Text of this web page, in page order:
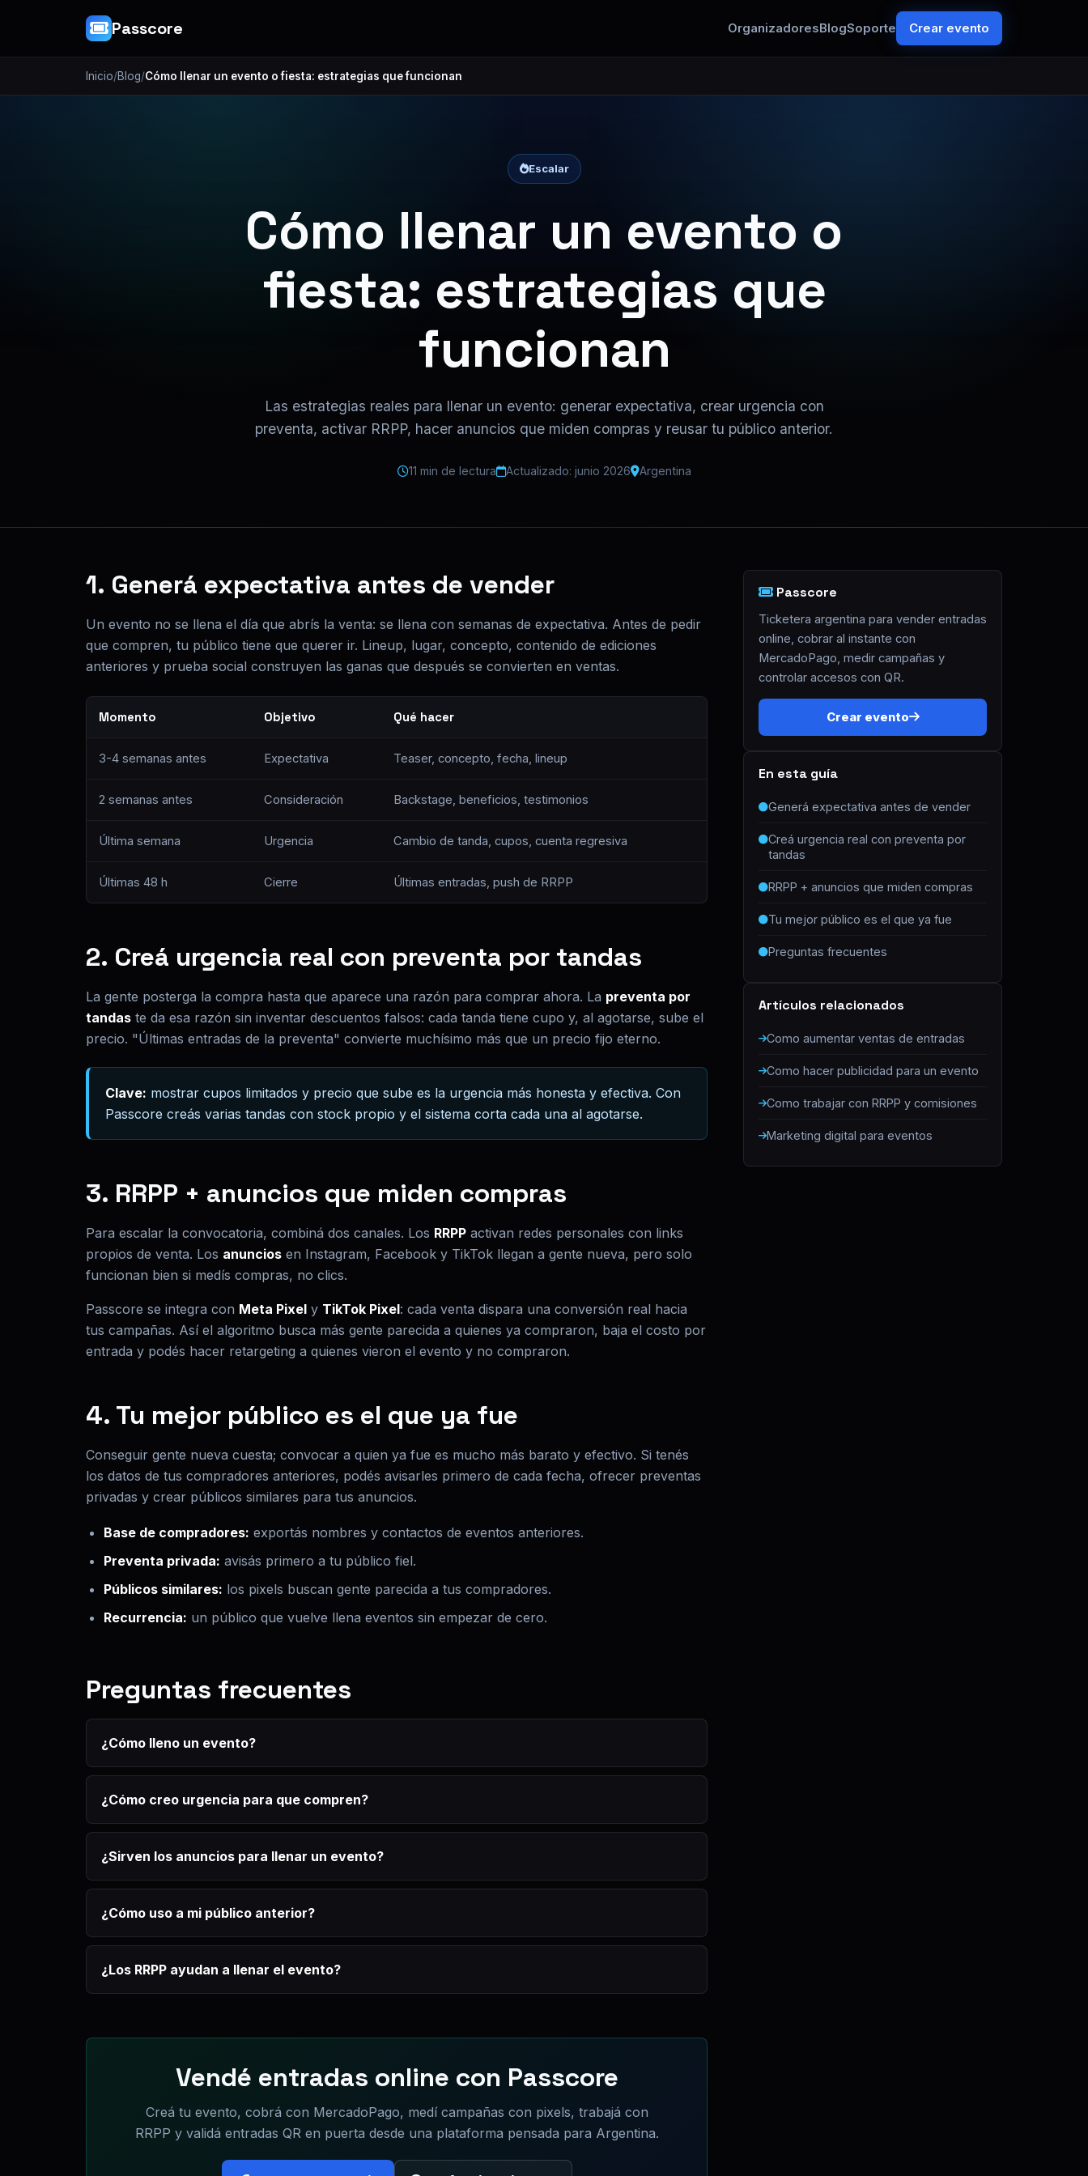
Passcore OrganizadoresBlogSoporte Crear evento
Inicio/Blog/Cómo llenar un evento o fiesta: estrategias que funcionan
Escalar
Cómo llenar un evento o
fiesta: estrategias que
funcionan
Las estrategias reales para llenar un evento: generar expectativa, crear urgencia con
preventa, activar RRPP, hacer anuncios que miden compras y reusar tu público anterior.
11 min de lectura Actualizado: junio 2026 Argentina
1. Generá expectativa antes de vender
Un evento no se llena el día que abrís la venta: se llena con semanas de expectativa. Antes de pedir
que compren, tu público tiene que querer ir. Lineup, lugar, concepto, contenido de ediciones
anteriores y prueba social construyen las ganas que después se convierten en ventas.
Momento Objetivo Qué hacer
3-4 semanas antes Expectativa Teaser, concepto, fecha, lineup
2 semanas antes Consideración Backstage, beneficios, testimonios
Última semana Urgencia Cambio de tanda, cupos, cuenta regresiva
Últimas 48 h Cierre Últimas entradas, push de RRPP
2. Creá urgencia real con preventa por tandas
La gente posterga la compra hasta que aparece una razón para comprar ahora. La preventa por
tandas te da esa razón sin inventar descuentos falsos: cada tanda tiene cupo y, al agotarse, sube el
precio. "Últimas entradas de la preventa" convierte muchísimo más que un precio fijo eterno.
Clave: mostrar cupos limitados y precio que sube es la urgencia más honesta y efectiva. Con
Passcore creás varias tandas con stock propio y el sistema corta cada una al agotarse.
3. RRPP + anuncios que miden compras
Para escalar la convocatoria, combiná dos canales. Los RRPP activan redes personales con links
propios de venta. Los anuncios en Instagram, Facebook y TikTok llegan a gente nueva, pero solo
funcionan bien si medís compras, no clics.
Passcore se integra con Meta Pixel y TikTok Pixel: cada venta dispara una conversión real hacia
tus campañas. Así el algoritmo busca más gente parecida a quienes ya compraron, baja el costo por
entrada y podés hacer retargeting a quienes vieron el evento y no compraron.
4. Tu mejor público es el que ya fue
Conseguir gente nueva cuesta; convocar a quien ya fue es mucho más barato y efectivo. Si tenés
los datos de tus compradores anteriores, podés avisarles primero de cada fecha, ofrecer preventas
privadas y crear públicos similares para tus anuncios.
Base de compradores: exportás nombres y contactos de eventos anteriores.
Preventa privada: avisás primero a tu público fiel.
Públicos similares: los pixels buscan gente parecida a tus compradores.
Recurrencia: un público que vuelve llena eventos sin empezar de cero.
Preguntas frecuentes
¿Cómo lleno un evento?
¿Cómo creo urgencia para que compren?
¿Sirven los anuncios para llenar un evento?
¿Cómo uso a mi público anterior?
¿Los RRPP ayudan a llenar el evento?
Vendé entradas online con Passcore
Creá tu evento, cobrá con MercadoPago, medí campañas con pixels, trabajá con
RRPP y validá entradas QR en puerta desde una plataforma pensada para Argentina.
Passcore
Ticketera argentina para vender entradas
online, cobrar al instante con
MercadoPago, medir campañas y
controlar accesos con QR.
Crear evento
En esta guía
Generá expectativa antes de vender
Creá urgencia real con preventa por
tandas
RRPP + anuncios que miden compras
Tu mejor público es el que ya fue
Preguntas frecuentes
Artículos relacionados
Como aumentar ventas de entradas
Como hacer publicidad para un evento
Como trabajar con RRPP y comisiones
Marketing digital para eventos